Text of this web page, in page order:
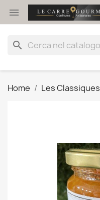

search
Home Les Classiques